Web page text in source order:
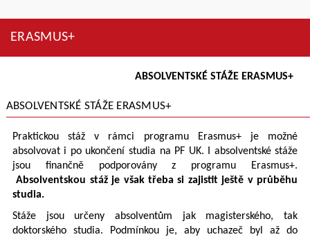
ERASMUS+
ABSOLVENTSKÉ STÁŽE ERASMUS+
ABSOLVENTSKÉ STÁŽE ERASMUS+
Praktickou stáž v rámci programu Erasmus+ je možné
absolvovat i po ukončení studia na PF UK. I absolventské stáže
jsou finančně podporovány z programu Erasmus+.
Absolventskou stáž je však třeba si zajistit ještě v průběhu
studia.
Stáže jsou určeny absolventům jak magisterského, tak
doktorského studia. Podmínkou je, aby uchazeč byl až do